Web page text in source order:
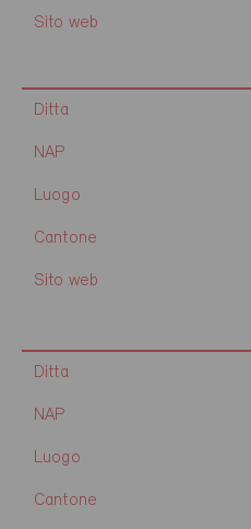
Sito web
Ditta
NAP
Luogo
Cantone
Sito web
Ditta
NAP
Luogo
Cantone